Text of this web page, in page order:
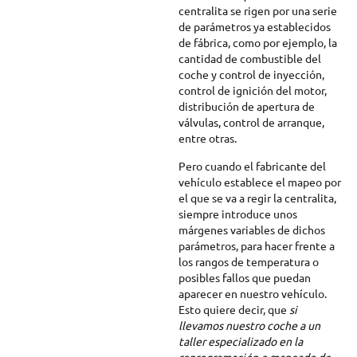
centralita se rigen por una serie
de parámetros ya establecidos
de fábrica, como por ejemplo, la
cantidad de combustible del
coche y control de inyección,
control de ignición del motor,
distribución de apertura de
válvulas, control de arranque,
entre otras.
Pero cuando el fabricante del
vehículo establece el mapeo por
el que se va a regir la centralita,
siempre introduce unos
márgenes variables de dichos
parámetros, para hacer frente a
los rangos de temperatura o
posibles fallos que puedan
aparecer en nuestro vehículo.
Esto quiere decir, que si
llevamos nuestro coche a un
taller especializado en la